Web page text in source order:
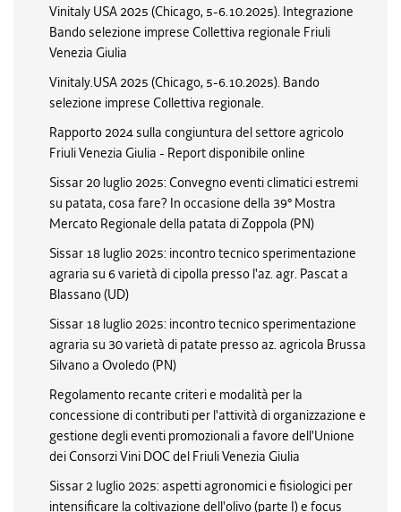
Vinitaly USA 2025 (Chicago, 5-6.10.2025). Integrazione
Bando selezione imprese Collettiva regionale Friuli
Venezia Giulia
Vinitaly.USA 2025 (Chicago, 5-6.10.2025). Bando
selezione imprese Collettiva regionale.
Rapporto 2024 sulla congiuntura del settore agricolo
Friuli Venezia Giulia - Report disponibile online
Sissar 20 luglio 2025: Convegno eventi climatici estremi
su patata, cosa fare? In occasione della 39° Mostra
Mercato Regionale della patata di Zoppola (PN)
Sissar 18 luglio 2025: incontro tecnico sperimentazione
agraria su 6 varietà di cipolla presso l'az. agr. Pascat a
Blassano (UD)
Sissar 18 luglio 2025: incontro tecnico sperimentazione
agraria su 30 varietà di patate presso az. agricola Brussa
Silvano a Ovoledo (PN)
Regolamento recante criteri e modalità per la
concessione di contributi per l'attività di organizzazione e
gestione degli eventi promozionali a favore dell'Unione
dei Consorzi Vini DOC del Friuli Venezia Giulia
Sissar 2 luglio 2025: aspetti agronomici e fisiologici per
intensificare la coltivazione dell'olivo (parte I) e focus